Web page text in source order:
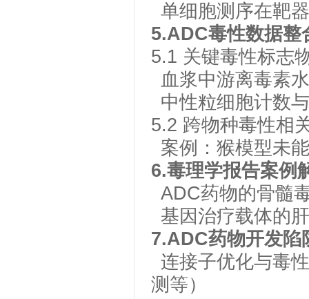
单细胞测序在靶
5.ADC毒性数据整
5.1 关键毒性标志
血浆中游离毒素
中性粒细胞计数
5.2 跨物种毒性相
案例：猴模型未
6.毒理学报告案例
ADC药物的骨髓
基因治疗载体的
7.ADC药物开发陷
连接子优化与毒
测 等）